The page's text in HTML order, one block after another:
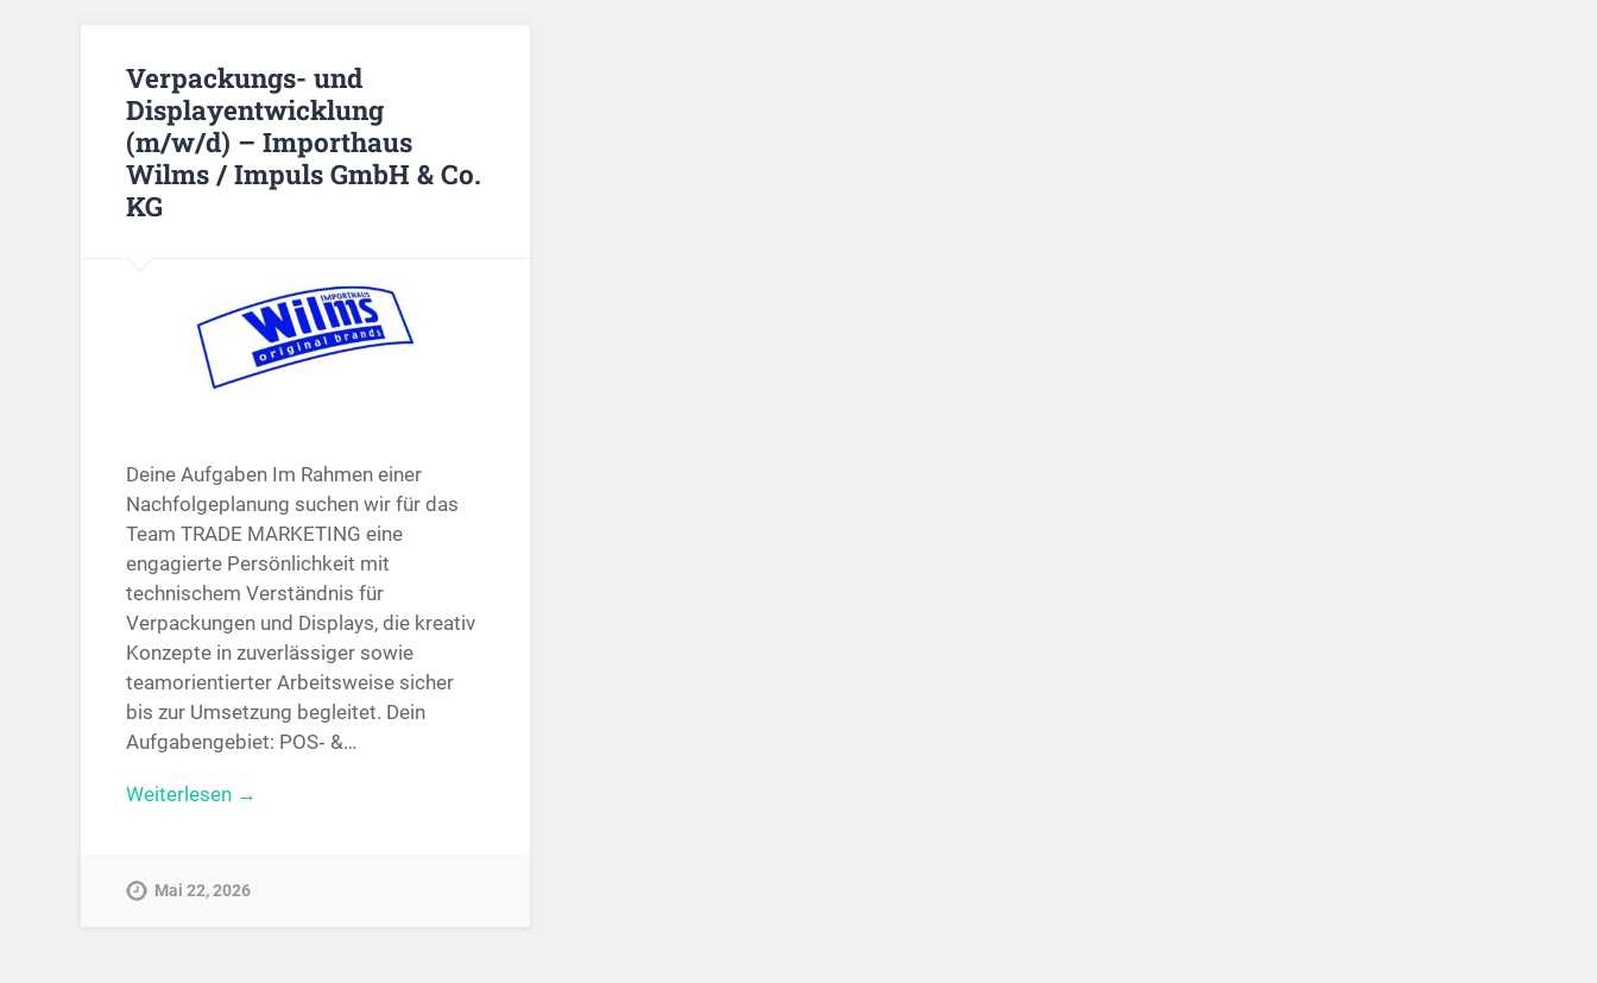
Verpackungs- und
Displayentwicklung
(m/w/d) – Importhaus
Wilms / Impuls GmbH & Co.
KG
Deine Aufgaben Im Rahmen einer
Nachfolgeplanung suchen wir für das
Team TRADE MARKETING eine
engagierte Persönlichkeit mit
technischem Verständnis für
Verpackungen und Displays, die kreativ
Konzepte in zuverlässiger sowie
teamorientierter Arbeitsweise sicher
bis zur Umsetzung begleitet. Dein
Aufgabengebiet: POS‑ &…
Weiterlesen →
Mai 22, 2026